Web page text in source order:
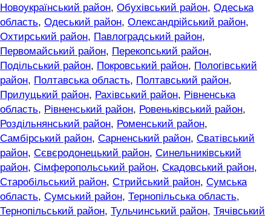
Новоукраїнський район, Обухівський район, Одеська
область, Одеський район, Олександрійський район,
Охтирський район, Павлоградський район,
Первомайський район, Перекопський район,
Подільський район, Покровський район, Пологівський
район, Полтавська область, Полтавський район,
Прилуцький район, Рахівський район, Рівненська
область, Рівненський район, Ровеньківський район,
Роздільнянський район, Роменський район,
Самбірський район, Сарненський район, Сватівський
район, Сєвєродонецький район, Синельниківський
район, Сімферопольський район, Скадовський район,
Старобільський район, Стрийський район, Сумська
область, Сумський район, Тернопільська область,
Тернопільський район, Тульчинський район, Тячівський